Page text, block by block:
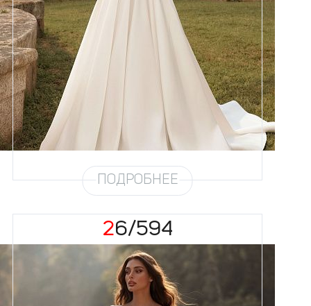
Размеры
42, 44, 46, 48, 50, 52, 54, 56,
58
Цвет
Силуэт
Юбка
Атлас плотный (6 метров)
Шлейф
Возможен
ПОДРОБНЕЕ
26/594